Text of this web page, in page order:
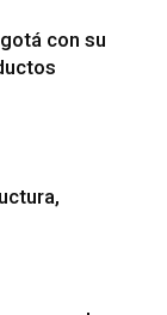
con su